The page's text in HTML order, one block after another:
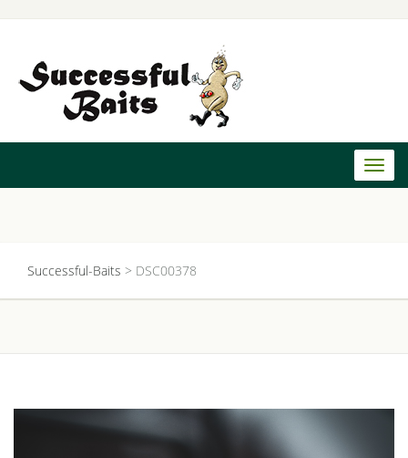
Successful-Baits > DSC00378